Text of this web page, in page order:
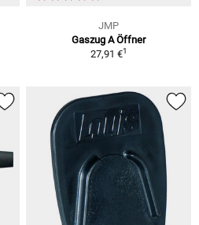
JMP
Gaszug A Öffner
27,91 €1